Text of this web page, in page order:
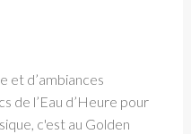
et d’ambiances
de l’Eau d’Heure pour
c'est au Golden